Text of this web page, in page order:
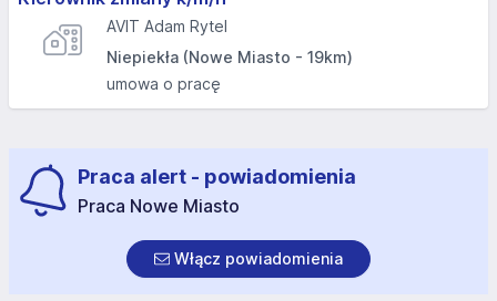
AVIT Adam Rytel
Niepiekła (Nowe Miasto - 19km)
umowa o pracę
Praca alert - powiadomienia
Praca Nowe Miasto
Włącz powiadomienia